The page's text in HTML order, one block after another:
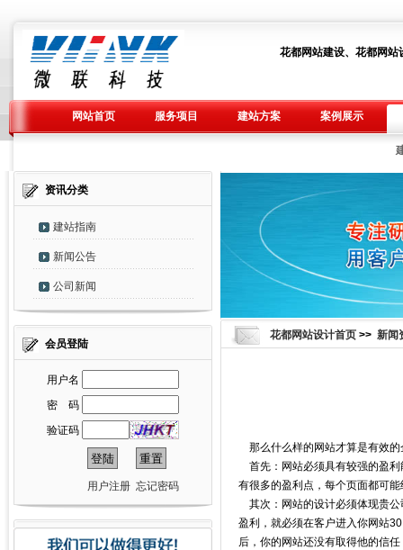
花都网站建设、花都网
网站首页 服务项目 建站方案 案例展示
资讯分类
建站指南
新闻公告
公司新闻
会员登陆
用户名
密 码
验证码
用户注册 忘记密码
花都网站设计首页 >> 新闻
那么什么样的网站才算是有效的
首先：网站必须具有较强的盈利
有很多的盈利点，每个页面都可
其次：网站的设计必须体现贵公
盈利，就必须在客户进入你网站
后，你的网站还没有取得他的信